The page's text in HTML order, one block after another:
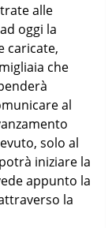
alle
oggi la
caricate,
che
al
solo al
iniziare la
appunto la
la